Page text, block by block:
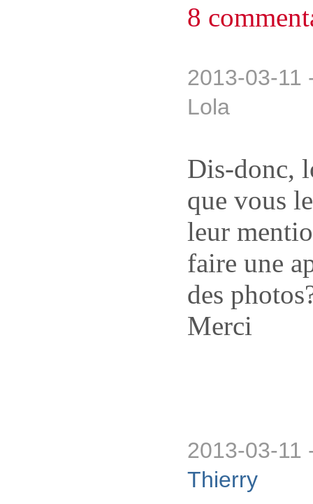
8
2013-03-11
Lola
Dis-donc,
que vous
leur
faire une
des
Merci
2013-03-11
Thierry